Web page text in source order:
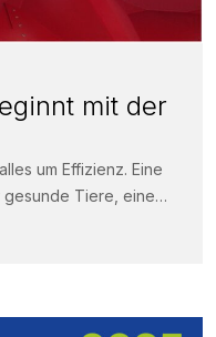
mit der
um Effizienz. Eine
Tiere, eine